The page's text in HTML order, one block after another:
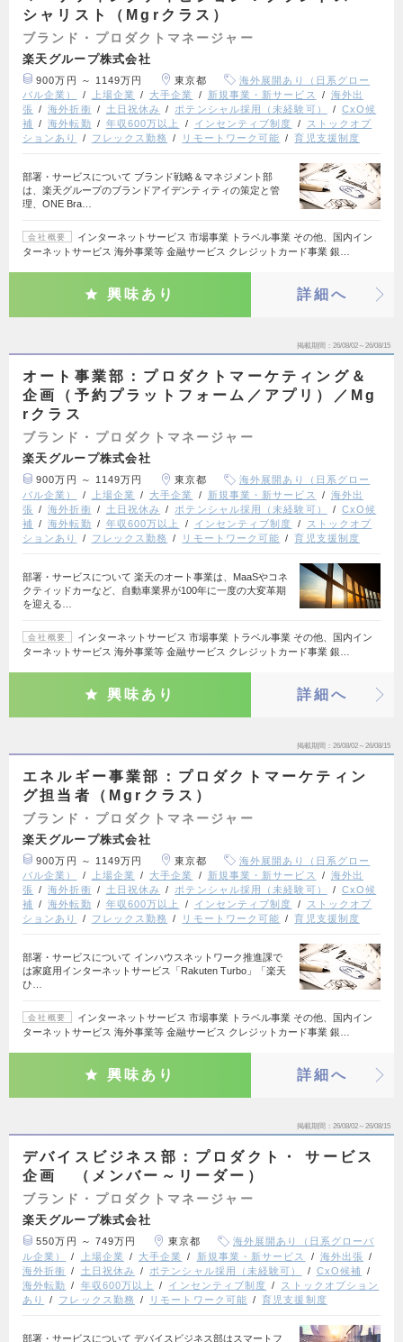
シャリスト（Mgrクラス）
ブランド・プロダクトマネージャー
楽天グループ株式会社
900万円 ～ 1149万円 東京都
海外展開あり（日系グロー
バル企業）
上場企業 大手企業 新規事業・新サービス
海外出
張
海外折衝 土日祝休み ポテンシャル採用（未経験可）
CxO候
補
海外転勤 年収600万以上 インセンティブ制度
ストックオプ
ションあり
フレックス勤務 リモートワーク可能 育児支援制度
部署・サービスについて ブランド戦略＆マネジメント部
は、楽天グループのブランドアイデンティティの策定と管
理、ONE Bra…
会社概要
インターネットサービス 市場事業 トラベル事業 その他、国内イン
ターネットサービス 海外事業等 金融サービス クレジットカード事業 銀…
興味あり 詳細へ
掲載期間 26/08/02～26/08/15
オート事業部：プロダクトマーケティング＆
企画（予約プラットフォーム／アプリ）／Mg
rクラス
ブランド・プロダクトマネージャー
楽天グループ株式会社
900万円 ～ 1149万円 東京都
海外展開あり（日系グロー
バル企業）
上場企業 大手企業 新規事業・新サービス
海外出
張
海外折衝 土日祝休み ポテンシャル採用（未経験可）
CxO候
補
海外転勤 年収600万以上 インセンティブ制度
ストックオプ
ションあり
フレックス勤務 リモートワーク可能 育児支援制度
部署・サービスについて 楽天のオート事業は、MaaSやコネ
クティッドカーなど、自動車業界が100年に一度の大変革期
を迎える…
会社概要
インターネットサービス 市場事業 トラベル事業 その他、国内イン
ターネットサービス 海外事業等 金融サービス クレジットカード事業 銀…
興味あり 詳細へ
掲載期間 26/08/02～26/08/15
エネルギー事業部：プロダクトマーケティン
グ担当者（Mgrクラス）
ブランド・プロダクトマネージャー
楽天グループ株式会社
900万円 ～ 1149万円 東京都
海外展開あり（日系グロー
バル企業）
上場企業 大手企業 新規事業・新サービス
海外出
張
海外折衝 土日祝休み ポテンシャル採用（未経験可）
CxO候
補
海外転勤 年収600万以上 インセンティブ制度
ストックオプ
ションあり
フレックス勤務 リモートワーク可能 育児支援制度
部署・サービスについて インハウスネットワーク推進課で
は家庭用インターネットサービス「Rakuten Turbo」「楽天
ひ…
会社概要
インターネットサービス 市場事業 トラベル事業 その他、国内イン
ターネットサービス 海外事業等 金融サービス クレジットカード事業 銀…
興味あり 詳細へ
掲載期間 26/08/02～26/08/15
デバイスビジネス部：プロダクト・ サービス
企画 （メンバー～リーダー）
ブランド・プロダクトマネージャー
楽天グループ株式会社
550万円 ～ 749万円 東京都
海外展開あり（日系グローバ
ル企業）
上場企業 大手企業 新規事業・新サービス
海外出張
海外折衝
土日祝休み ポテンシャル採用（未経験可）
CxO候補
海外転勤
年収600万以上 インセンティブ制度
ストックオプション
あり
フレックス勤務 リモートワーク可能 育児支援制度
部署・サービスについて デバイスビジネス部はスマートフ